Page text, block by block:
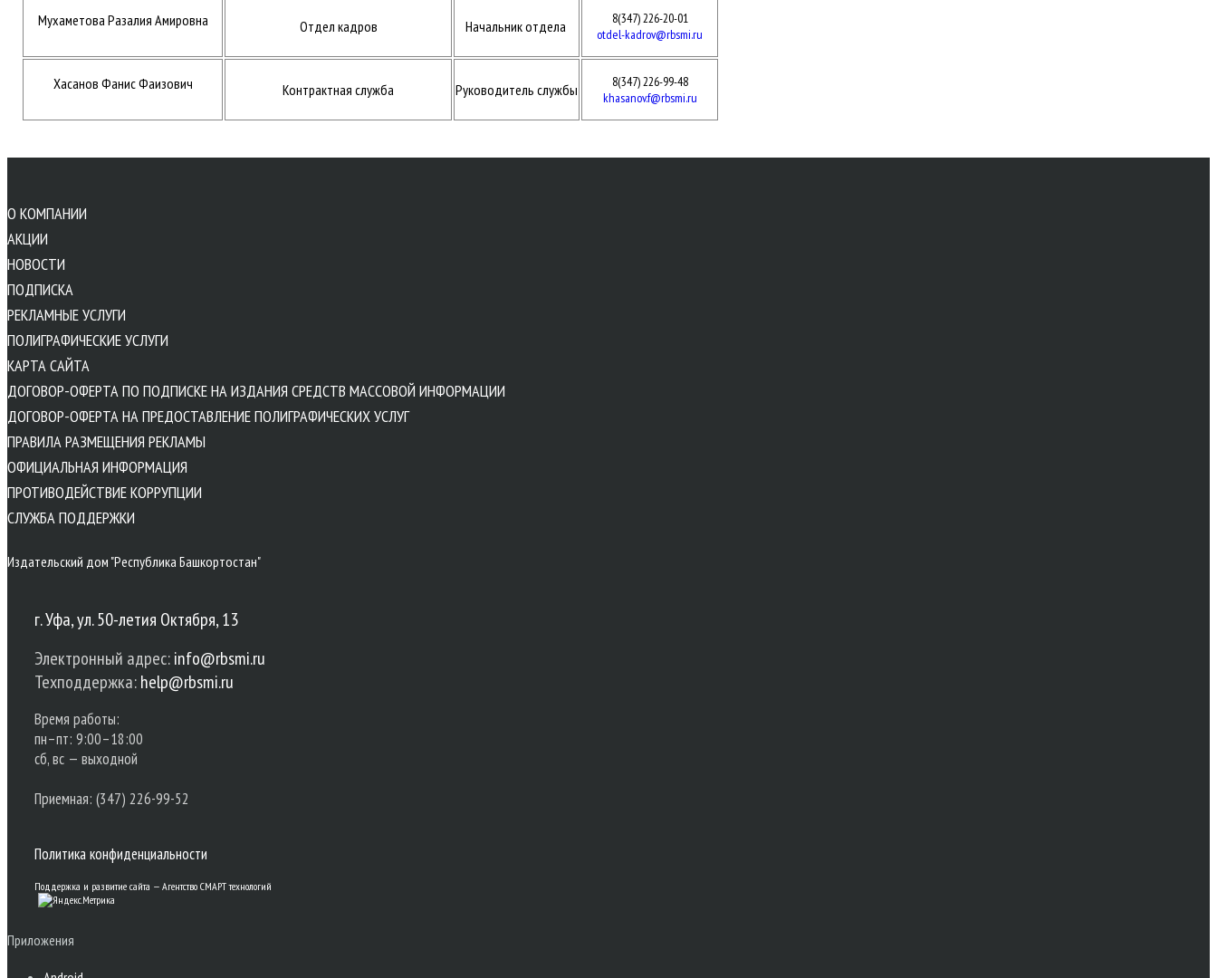
Мухаметова Разалия Амировна Отдел кадров Начальник отдела
8(347) 226-20-01
otdel-kadrov@rbsmi.ru
Хасанов Фанис Фаизович Контрактная служба Руководитель службы
8(347) 226-99-48
khasanov.f@rbsmi.ru
О КОМПАНИИ
АКЦИИ
НОВОСТИ
ПОДПИСКА
РЕКЛАМНЫЕ УСЛУГИ
ПОЛИГРАФИЧЕСКИЕ УСЛУГИ
КАРТА САЙТА
ДОГОВОР-ОФЕРТА ПО ПОДПИСКЕ НА ИЗДАНИЯ СРЕДСТВ МАССОВОЙ ИНФОРМАЦИИ
ДОГОВОР-ОФЕРТА НА ПРЕДОСТАВЛЕНИЕ ПОЛИГРАФИЧЕСКИХ УСЛУГ
ПРАВИЛА РАЗМЕЩЕНИЯ РЕКЛАМЫ
ОФИЦИАЛЬНАЯ ИНФОРМАЦИЯ
ПРОТИВОДЕЙСТВИЕ КОРРУПЦИИ
CЛУЖБА ПОДДЕРЖКИ
Издательский дом "Республика Башкортостан"
г. Уфа, ул. 50-летия Октября, 13
Электронный адрес:info@rbsmi.ru
Техподдержка:help@rbsmi.ru
Время работы:
пн–пт: 9:00–18:00
сб, вс — выходной
Приемная: (347) 226-99-52
Политика конфиденциальности
Поддержка и развитие сайта — Агентство СМАРТ технологий
Приложения